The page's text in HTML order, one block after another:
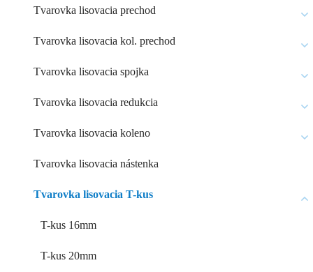
Tvarovka lisovacia prechod
Tvarovka lisovacia kol. prechod
Tvarovka lisovacia spojka
Tvarovka lisovacia redukcia
Tvarovka lisovacia koleno
Tvarovka lisovacia nástenka
Tvarovka lisovacia T-kus
T-kus 16mm
T-kus 20mm